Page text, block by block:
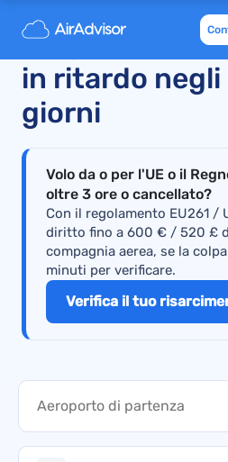
easyJet: voli
in ritardo
giorni
Volo da o per l'UE o il
oltre 3 ore o cancellato?
Con il regolamento EU261 /
diritto fino a 600 € / 520 £
compagnia aerea, se la
minuti per verificare.
Verifica il tuo